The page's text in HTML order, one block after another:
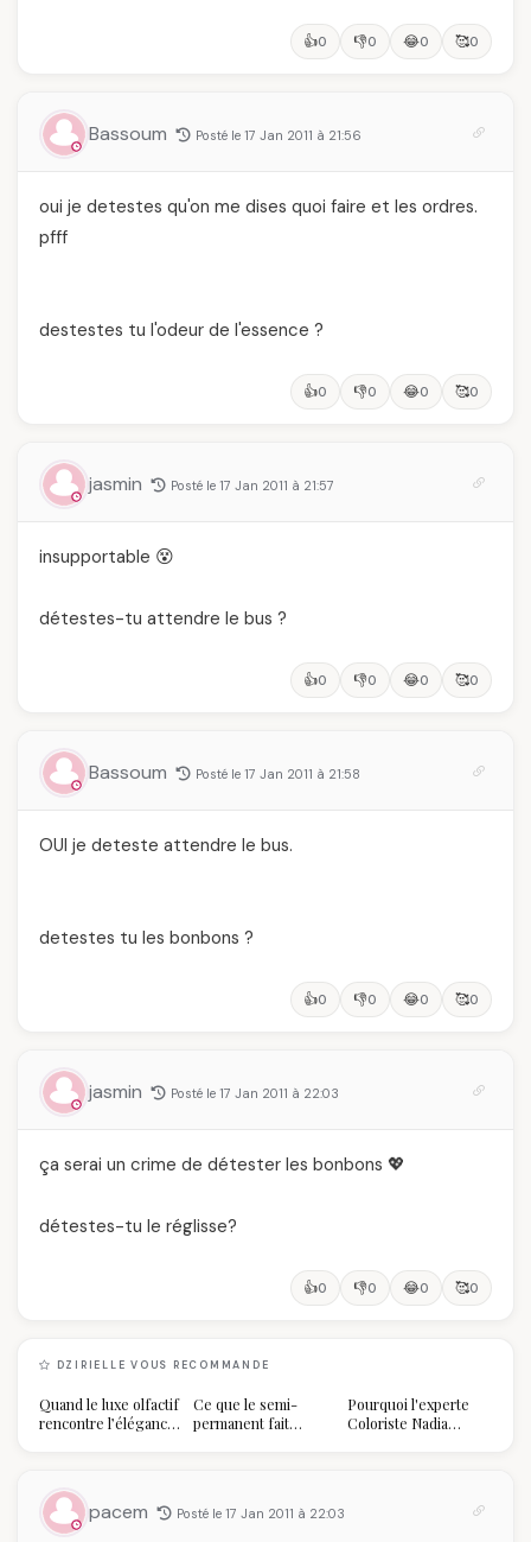
👍0 👎0 😂0 🥰0
Bassoum Posté le 17 Jan 2011 à 21:56
oui je detestes qu'on me dises quoi faire et les ordres.
pfff
destestes tu l'odeur de l'essence ?
👍0 👎0 😂0 🥰0
jasmin Posté le 17 Jan 2011 à 21:57
insupportable 😵
détestes-tu attendre le bus ?
👍0 👎0 😂0 🥰0
Bassoum Posté le 17 Jan 2011 à 21:58
OUI je deteste attendre le bus.
detestes tu les bonbons ?
👍0 👎0 😂0 🥰0
jasmin Posté le 17 Jan 2011 à 22:03
ça serai un crime de détester les bonbons 💖
détestes-tu le réglisse?
👍0 👎0 😂0 🥰0
DZIRIELLE VOUS RECOMMANDE
Quand le luxe olfactif
rencontre l’élégance
temps
Ce que le semi-
permanent fait
Pourquoi l'experte
Coloriste Nadia
pacem Posté le 17 Jan 2011 à 22:03